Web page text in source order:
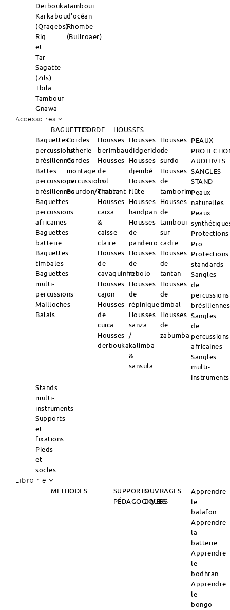
Derbouka
Karkabou
(Qraqebs)
Riq
et
Tar
Sagatte
(Zils)
Tbila
Tambour
Gnawa
Tambour
d'océan
Rhombe
(Bullroaer)
Accessoires
BAGUETTESCORDE
HOUSSES
Baguettes
percussions
brésiliennes
Battes
percussions
brésiliennes
Baguettes
percussions
africaines
Baguettes
batterie
Baguettes
timbales
Baguettes
multi-
percussions
Mailloches
Balais
Cordes
lutherie
Cordes
montage
percussions
Bourdon/Timbre
Housses
berimbau
Housses
de
bol
chantant
Housses
caixa
&
caisse-
claire
Housses
de
cavaquinho
Housses
cajon
Housses
de
cuica
Housses
derbouka
Housses
didgeridoo
Housses
djembé
Housses
flûte
Housses
handpan
Housses
de
pandeiro
Housses
de
rebolo
Housses
de
répinique
Housses
sanza
/
kalimba
&
sansula
Housses
de
surdo
Housses
de
tamborim
Housses
de
tambour
sur
cadre
Housses
de
tantan
Housses
de
timbal
Housses
de
zabumba
PEAUX
AUDITIVES
SANGLES
STAND
Peaux
naturelles
Peaux
Protections
Pro
Protections
standards
Sangles
de
percussions
brésiliennes
Sangles
de
percussions
africaines
Sangles
multi-
instruments
Stands
multi-
instruments
Supports
et
fixations
Pieds
et
socles
Librairie
METHODES
SUPPORTS
PÉDAGOGIQUES
OUVRAGES
DIVERS
Apprendre
le
balafon
Apprendre
la
batterie
Apprendre
le
bodhran
Apprendre
le
bongo